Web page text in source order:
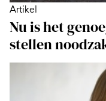
Artikel
Nu is het
stellen